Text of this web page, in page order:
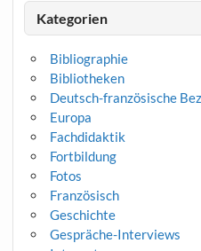
Kategorien
Bibliographie
Bibliotheken
Deutsch-französische
Europa
Fachdidaktik
Fortbildung
Fotos
Französisch
Geschichte
Gespräche-Interviews